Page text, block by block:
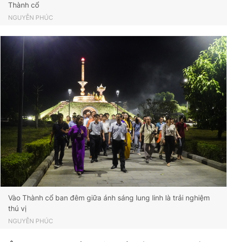
Thành cổ
NGUYỄN PHÚC
Vào Thành cổ ban đêm giữa ánh sáng lung linh là trải nghiệm
thú vị
NGUYỄN PHÚC